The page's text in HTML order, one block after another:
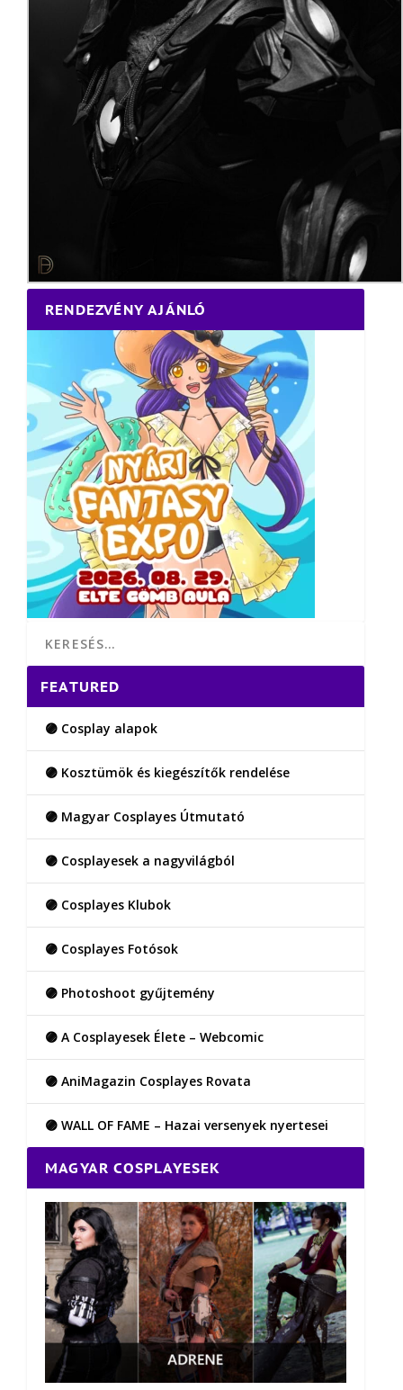
RENDEZVÉNY AJÁNLÓ
FEATURED
🟣 Cosplay alapok
🟣 Kosztümök és kiegészítők rendelése
🟣 Magyar Cosplayes Útmutató
🟣 Cosplayesek a nagyvilágból
🟣 Cosplayes Klubok
🟣 Cosplayes Fotósok
🟣 Photoshoot gyűjtemény
🟣 A Cosplayesek Élete – Webcomic
🟣 AniMagazin Cosplayes Rovata
🟣 WALL OF FAME – Hazai versenyek nyertesei
MAGYAR COSPLAYESEK